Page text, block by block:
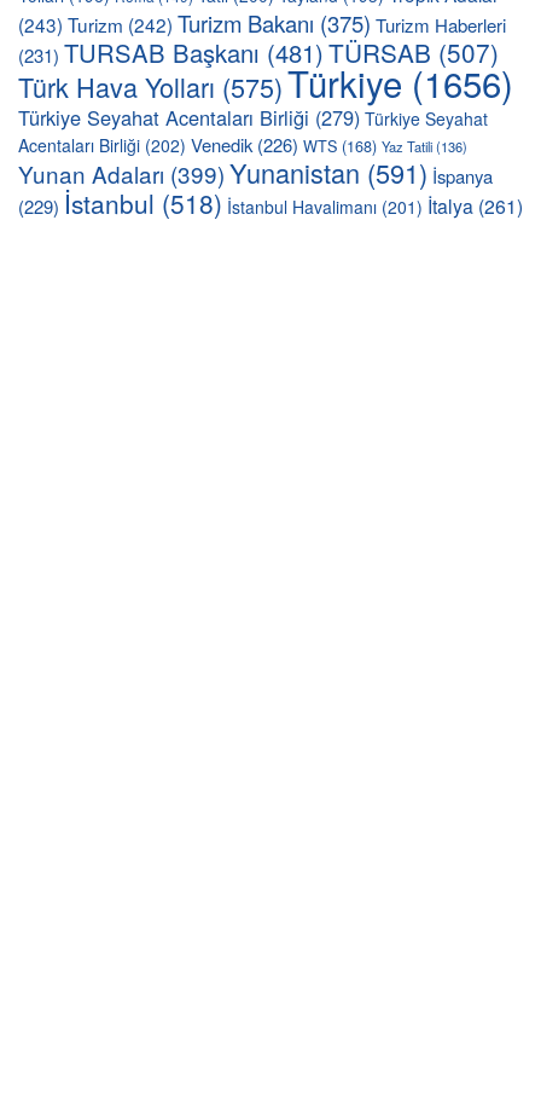
(243) Turizm (242) Turizm Bakanı (375) Turizm Haberleri
(231) TURSAB Başkanı (481)TÜRSAB (507)
Türk Hava Yolları (575)Türkiye (1656)
Türkiye Seyahat Acentaları Birliği (279) Türkiye Seyahat
Acentaları Birliği (202) Venedik (226) WTS (168) Yaz Tatili(136)
Yunan Adaları (399)Yunanistan (591) İspanya
(229) İstanbul (518) İstanbul Havalimanı (201) İtalya (261)